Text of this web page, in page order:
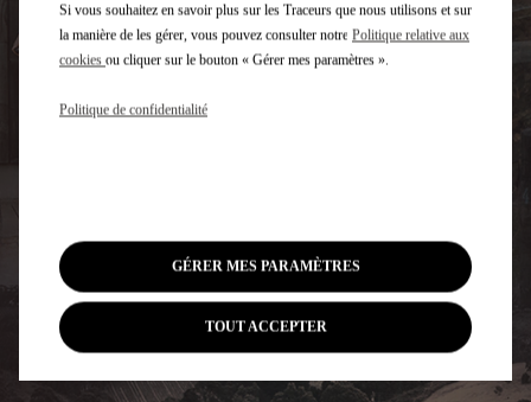
Si vous souhaitez en savoir plus sur les Traceurs que nous utilisons et sur
la manière de les gérer, vous pouvez consulter notre Politique relative aux
cookies ou cliquer sur le bouton « Gérer mes paramètres ».
Politique de confidentialité
GÉRER MES PARAMÈTRES
TOUT ACCEPTER